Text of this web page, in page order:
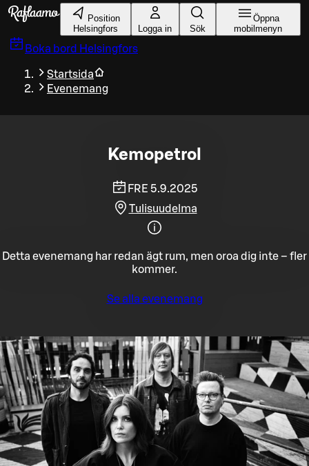
Gå till huvudinnehållet
Position
Helsingfors
Logga in Sök
Öppna
mobilmenyn
Boka bord Helsingfors
Startsida
Evenemang
Kemopetrol
FRE 5.9.2025
Tulisuudelma
Detta evenemang har redan ägt rum, men oroa dig inte – fler
kommer.
Se alla evenemang